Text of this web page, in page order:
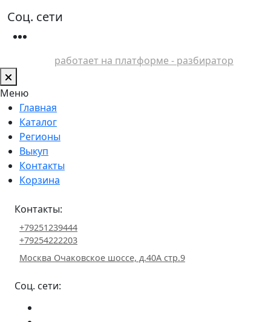
Соц. сети
работает на платформе - разбиратор
Меню
Главная
Каталог
Регионы
Выкуп
Контакты
Корзина
Контакты:
+79251239444
+79254222203
Москва Очаковское шоссе, д.40А стр.9
Соц. сети: